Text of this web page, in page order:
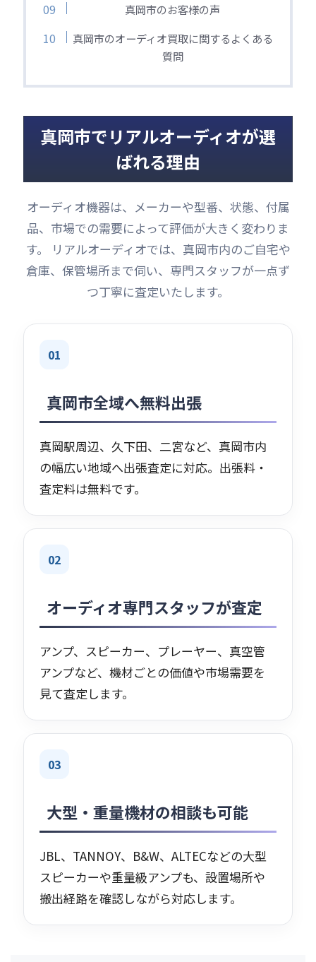
真岡市のお客様の声
真岡市のオーディオ買取に関するよくある
質問
真岡市でリアルオーディオが選
ばれる理由
オーディオ機器は、メーカーや型番、状態、付属
品、市場での需要によって評価が大きく変わりま
す。 リアルオーディオでは、真岡市内のご自宅や
倉庫、保管場所まで伺い、専門スタッフが一点ず
つ丁寧に査定いたします。
01
真岡市全域へ無料出張
真岡駅周辺、久下田、二宮など、真岡市内
の幅広い地域へ出張査定に対応。出張料・
査定料は無料です。
02
オーディオ専門スタッフが査定
アンプ、スピーカー、プレーヤー、真空管
アンプなど、機材ごとの価値や市場需要を
見て査定します。
03
大型・重量機材の相談も可能
JBL、TANNOY、B&W、ALTECなどの大型
スピーカーや重量級アンプも、設置場所や
搬出経路を確認しながら対応します。